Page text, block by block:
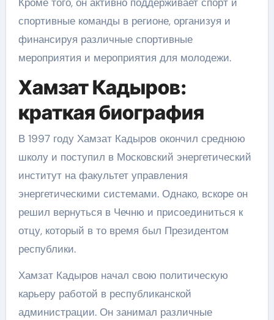
спортивные команды в регионе, организуя и
финансируя различные спортивные
мероприятия и мероприятия для молодежи.
Хамзат Кадыров:
краткая биография
В 1997 году Хамзат Кадыров окончил среднюю
школу и поступил в Московский энергетический
институт на факультет управления
энергетическими системами. Однако, вскоре он
решил вернуться в Чечню и присоединиться к
отцу, который в то время был Президентом
республики.
Хамзат Кадыров начал свою политическую
карьеру работой в республиканской
администрации. Он занимал различные